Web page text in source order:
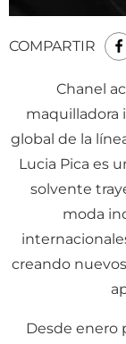
COMPARTIR
Chanel
maquilladora
global de la
Lucia Pica es
solvente
moda
creando
Desde enero